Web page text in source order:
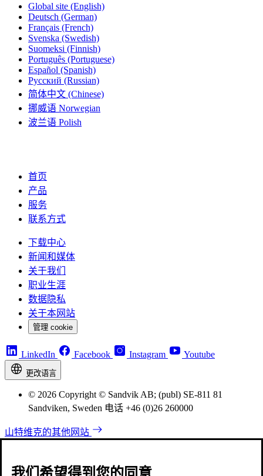
Global site (English)
Deutsch (German)
Français (French)
Svenska (Swedish)
Suomeksi (Finnish)
Português (Portuguese)
Español (Spanish)
Русский (Russian)
简体中文 (Chinese)
挪威语 Norwegian
波兰语 Polish
首页
产品
服务
联系方式
下载中心
新闻和媒体
关于我们
职业生涯
数据隐私
关于本网站
管理 cookie
LinkedIn Facebook Instagram Youtube
更改语言
© 2026 Copyright © Sandvik AB; (publ) SE-811 81
Sandviken, Sweden 电话 +46 (0)26 260000
山特维克的其他网站
我们希望得到您的同意